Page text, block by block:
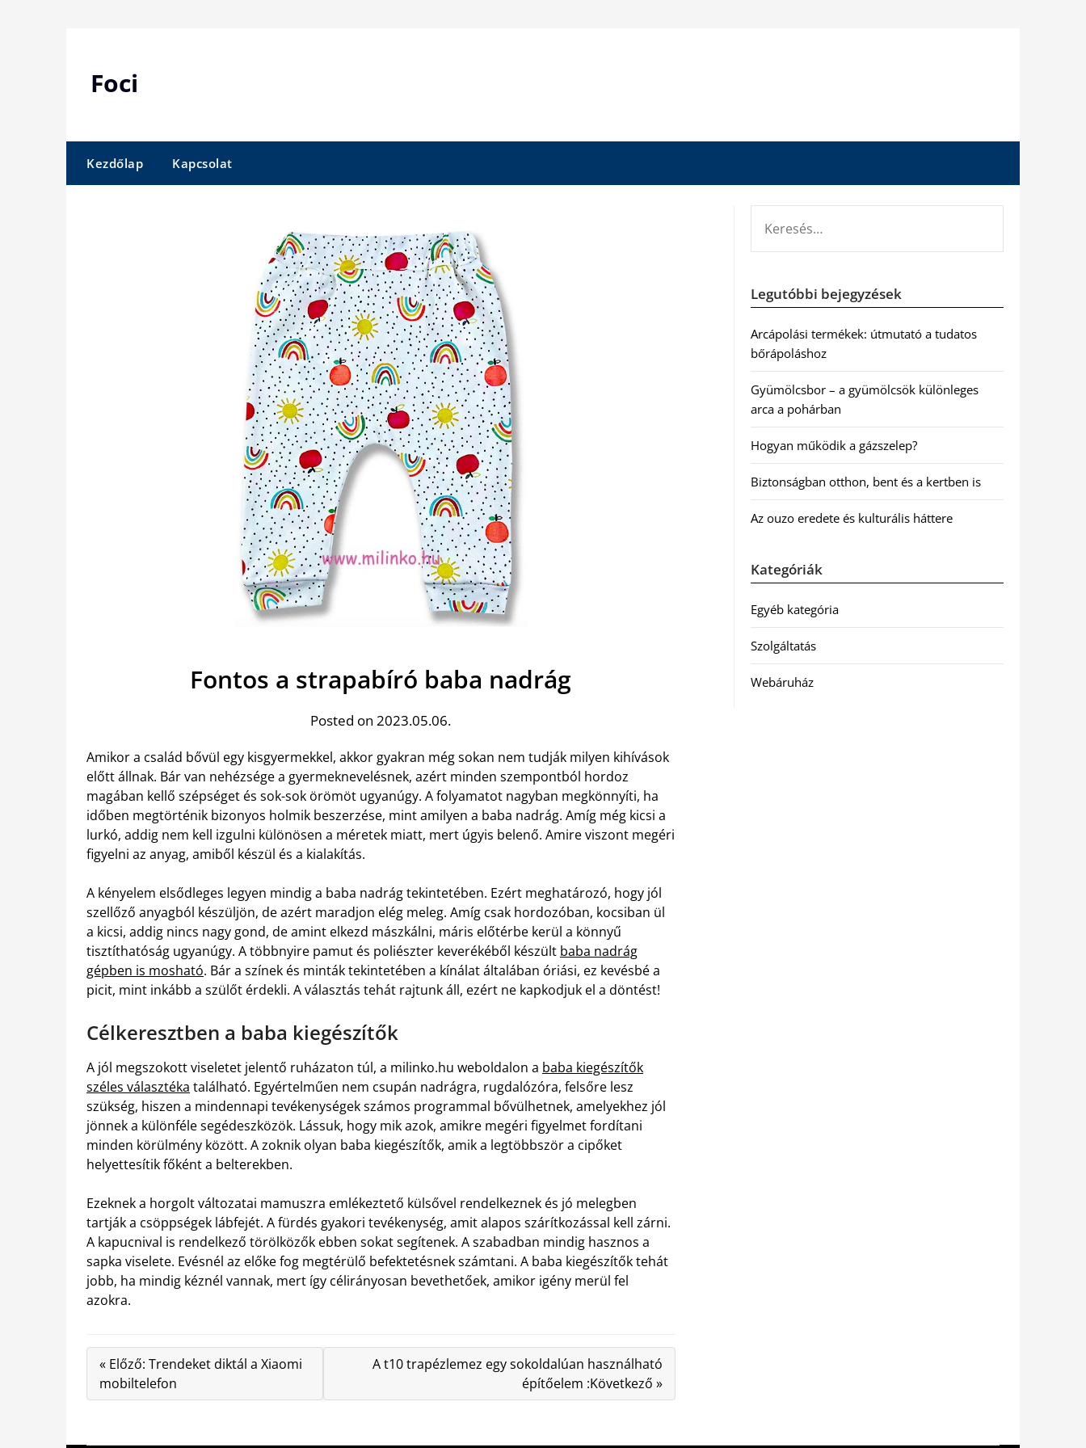
Foci
Kezdőlap Kapcsolat
Fontos a strapabíró baba nadrág
Posted on 2023.05.06.
Amikor a család bővül egy kisgyermekkel, akkor gyakran még sokan nem tudják milyen kihívások
előtt állnak. Bár van nehézsége a gyermeknevelésnek, azért minden szempontból hordoz
magában kellő szépséget és sok-sok örömöt ugyanúgy. A folyamatot nagyban megkönnyíti, ha
időben megtörténik bizonyos holmik beszerzése, mint amilyen a baba nadrág. Amíg még kicsi a
lurkó, addig nem kell izgulni különösen a méretek miatt, mert úgyis belenő. Amire viszont megéri
figyelni az anyag, amiből készül és a kialakítás.
A kényelem elsődleges legyen mindig a baba nadrág tekintetében. Ezért meghatározó, hogy jól
szellőző anyagból készüljön, de azért maradjon elég meleg. Amíg csak hordozóban, kocsiban ül
a kicsi, addig nincs nagy gond, de amint elkezd mászkálni, máris előtérbe kerül a könnyű
tisztíthatóság ugyanúgy. A többnyire pamut és poliészter keverékéből készült baba nadrág
gépben is mosható. Bár a színek és minták tekintetében a kínálat általában óriási, ez kevésbé a
picit, mint inkább a szülőt érdekli. A választás tehát rajtunk áll, ezért ne kapkodjuk el a döntést!
Célkeresztben a baba kiegészítők
A jól megszokott viseletet jelentő ruházaton túl, a milinko.hu weboldalon a baba kiegészítők
széles választéka található. Egyértelműen nem csupán nadrágra, rugdalózóra, felsőre lesz
szükség, hiszen a mindennapi tevékenységek számos programmal bővülhetnek, amelyekhez jól
jönnek a különféle segédeszközök. Lássuk, hogy mik azok, amikre megéri figyelmet fordítani
minden körülmény között. A zoknik olyan baba kiegészítők, amik a legtöbbször a cipőket
helyettesítik főként a belterekben.
Ezeknek a horgolt változatai mamuszra emlékeztető külsővel rendelkeznek és jó melegben
tartják a csöppségek lábfejét. A fürdés gyakori tevékenység, amit alapos szárítkozással kell zárni.
A kapucnival is rendelkező törölközők ebben sokat segítenek. A szabadban mindig hasznos a
sapka viselete. Evésnél az előke fog megtérülő befektetésnek számtani. A baba kiegészítők tehát
jobb, ha mindig kéznél vannak, mert így célirányosan bevethetőek, amikor igény merül fel
azokra.
« Előző: Trendeket diktál a Xiaomi
mobiltelefon
A t10 trapézlemez egy sokoldalúan használható
építőelem :Következő »
Legutóbbi bejegyzések
Arcápolási termékek: útmutató a tudatos
bőrápoláshoz
Gyümölcsbor – a gyümölcsök különleges
arca a pohárban
Hogyan működik a gázszelep?
Biztonságban otthon, bent és a kertben is
Az ouzo eredete és kulturális háttere
Kategóriák
Egyéb kategória
Szolgáltatás
Webáruház